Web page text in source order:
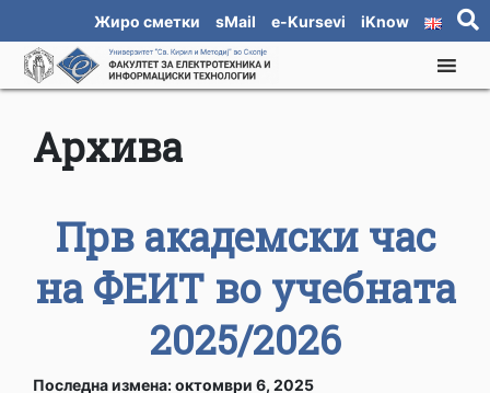
Жиро сметки sMail e-Kursevi iKnow
Архива
Прв академски час
на ФЕИТ во учебната
2025/2026
Последна измена: октомври 6, 2025